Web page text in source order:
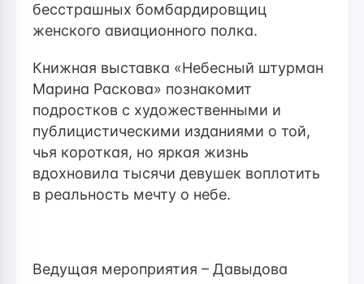
бесстрашных бомбардировщиц
женского авиационного полка.
Книжная выставка «Небесный штурман
Марина Раскова» познакомит
подростков с художественными и
публицистическими изданиями о той,
чья короткая, но яркая жизнь
вдохновила тысячи девушек воплотить
в реальность мечту о небе.
Ведущая мероприятия – Давыдова